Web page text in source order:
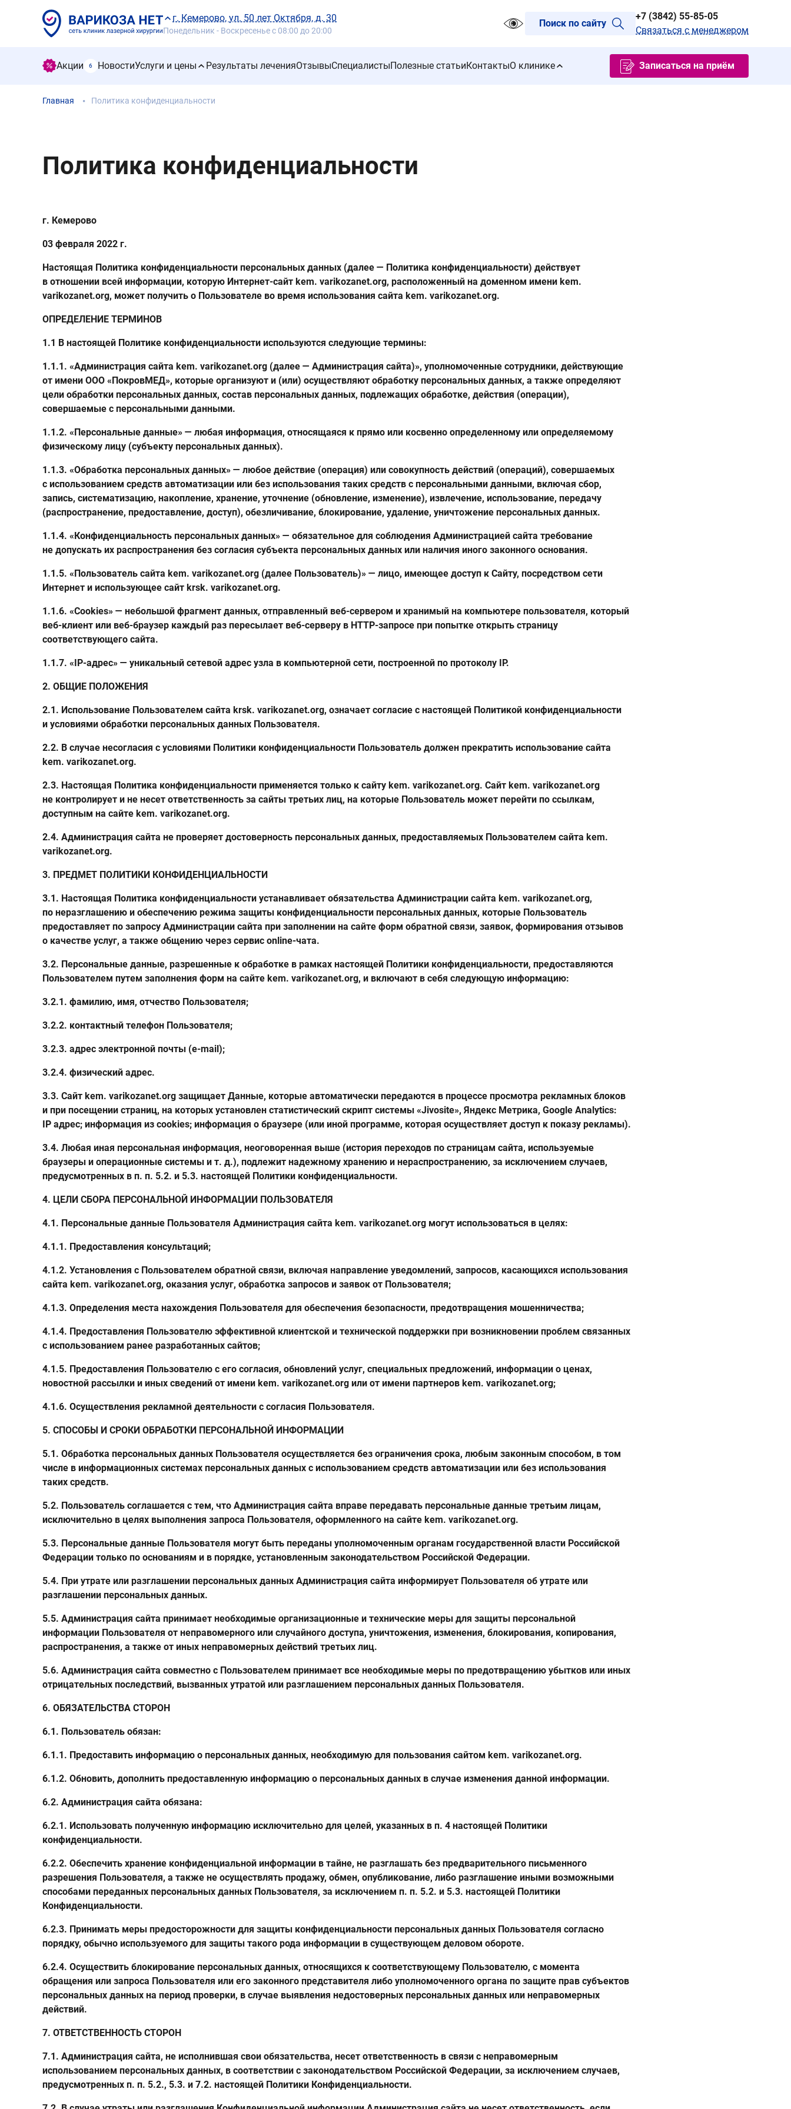
г. Кемерово, ул. 50 лет Октября, д. 30
Понедельник - Воскресенье с 08:00 до 20:00
Поиск по сайту
+7 (3842) 55-85-05
Связаться с менеджером
Акции 6 НовостиУслуги и цены Результаты леченияОтзывыСпециалистыПолезные статьиКонтактыО клинике Записаться на приём
Главная Политика конфиденциальности
Политика конфиденциальности
г. Кемерово
03 февраля 2022 г.
Настоящая Политика конфиденциальности персональных данных (далее — Политика конфиденциальности) действует
в отношении всей информации, которую Интернет-сайт kem. varikozanet.org, расположенный на доменном имени kem.
varikozanet.org, может получить о Пользователе во время использования сайта kem. varikozanet.org.
ОПРЕДЕЛЕНИЕ ТЕРМИНОВ
1.1 В настоящей Политике конфиденциальности используются следующие термины:
1.1.1. «Администрация сайта kem. varikozanet.org (далее — Администрация сайта)», уполномоченные сотрудники, действующие
от имени ООО «ПокровМЕД», которые организуют и (или) осуществляют обработку персональных данных, а также определяют
цели обработки персональных данных, состав персональных данных, подлежащих обработке, действия (операции),
совершаемые с персональными данными.
1.1.2. «Персональные данные» — любая информация, относящаяся к прямо или косвенно определенному или определяемому
физическому лицу (субъекту персональных данных).
1.1.3. «Обработка персональных данных» — любое действие (операция) или совокупность действий (операций), совершаемых
с использованием средств автоматизации или без использования таких средств с персональными данными, включая сбор,
запись, систематизацию, накопление, хранение, уточнение (обновление, изменение), извлечение, использование, передачу
(распространение, предоставление, доступ), обезличивание, блокирование, удаление, уничтожение персональных данных.
1.1.4. «Конфиденциальность персональных данных» — обязательное для соблюдения Администрацией сайта требование
не допускать их распространения без согласия субъекта персональных данных или наличия иного законного основания.
1.1.5. «Пользователь сайта kem. varikozanet.org (далее Пользователь)» — лицо, имеющее доступ к Сайту, посредством сети
Интернет и использующее сайт krsk. varikozanet.org.
1.1.6. «Cookies» — небольшой фрагмент данных, отправленный веб-сервером и хранимый на компьютере пользователя, который
веб-клиент или веб-браузер каждый раз пересылает веб-серверу в HTTP-запросе при попытке открыть страницу
соответствующего сайта.
1.1.7. «IP-адрес» — уникальный сетевой адрес узла в компьютерной сети, построенной по протоколу IP.
2. ОБЩИЕ ПОЛОЖЕНИЯ
2.1. Использование Пользователем сайта krsk. varikozanet.org, означает согласие с настоящей Политикой конфиденциальности
и условиями обработки персональных данных Пользователя.
2.2. В случае несогласия с условиями Политики конфиденциальности Пользователь должен прекратить использование сайта
kem. varikozanet.org.
2.3. Настоящая Политика конфиденциальности применяется только к сайту kem. varikozanet.org. Сайт kem. varikozanet.org
не контролирует и не несет ответственность за сайты третьих лиц, на которые Пользователь может перейти по ссылкам,
доступным на сайте kem. varikozanet.org.
2.4. Администрация сайта не проверяет достоверность персональных данных, предоставляемых Пользователем сайта kem.
varikozanet.org.
3. ПРЕДМЕТ ПОЛИТИКИ КОНФИДЕНЦИАЛЬНОСТИ
3.1. Настоящая Политика конфиденциальности устанавливает обязательства Администрации сайта kem. varikozanet.org,
по неразглашению и обеспечению режима защиты конфиденциальности персональных данных, которые Пользователь
предоставляет по запросу Администрации сайта при заполнении на сайте форм обратной связи, заявок, формирования отзывов
о качестве услуг, а также общению через сервис online-чата.
3.2. Персональные данные, разрешенные к обработке в рамках настоящей Политики конфиденциальности, предоставляются
Пользователем путем заполнения форм на сайте kem. varikozanet.org, и включают в себя следующую информацию:
3.2.1. фамилию, имя, отчество Пользователя;
3.2.2. контактный телефон Пользователя;
3.2.3. адрес электронной почты (e-mail);
3.2.4. физический адрес.
3.3. Сайт kem. varikozanet.org защищает Данные, которые автоматически передаются в процессе просмотра рекламных блоков
и при посещении страниц, на которых установлен статистический скрипт системы «Jivosite», Яндекс Метрика, Google Analytics:
IP адрес; информация из cookies; информация о браузере (или иной программе, которая осуществляет доступ к показу рекламы).
3.4. Любая иная персональная информация, неоговоренная выше (история переходов по страницам сайта, используемые
браузеры и операционные системы и т. д.), подлежит надежному хранению и нераспространению, за исключением случаев,
предусмотренных в п. п. 5.2. и 5.3. настоящей Политики конфиденциальности.
4. ЦЕЛИ СБОРА ПЕРСОНАЛЬНОЙ ИНФОРМАЦИИ ПОЛЬЗОВАТЕЛЯ
4.1. Персональные данные Пользователя Администрация сайта kem. varikozanet.org могут использоваться в целях:
4.1.1. Предоставления консультаций;
4.1.2. Установления с Пользователем обратной связи, включая направление уведомлений, запросов, касающихся использования
сайта kem. varikozanet.org, оказания услуг, обработка запросов и заявок от Пользователя;
4.1.3. Определения места нахождения Пользователя для обеспечения безопасности, предотвращения мошенничества;
4.1.4. Предоставления Пользователю эффективной клиентской и технической поддержки при возникновении проблем связанных
с использованием ранее разработанных сайтов;
4.1.5. Предоставления Пользователю с его согласия, обновлений услуг, специальных предложений, информации о ценах,
новостной рассылки и иных сведений от имени kem. varikozanet.org или от имени партнеров kem. varikozanet.org;
4.1.6. Осуществления рекламной деятельности с согласия Пользователя.
5. СПОСОБЫ И СРОКИ ОБРАБОТКИ ПЕРСОНАЛЬНОЙ ИНФОРМАЦИИ
5.1. Обработка персональных данных Пользователя осуществляется без ограничения срока, любым законным способом, в том
числе в информационных системах персональных данных с использованием средств автоматизации или без использования
таких средств.
5.2. Пользователь соглашается с тем, что Администрация сайта вправе передавать персональные данные третьим лицам,
исключительно в целях выполнения запроса Пользователя, оформленного на сайте kem. varikozanet.org.
5.3. Персональные данные Пользователя могут быть переданы уполномоченным органам государственной власти Российской
Федерации только по основаниям и в порядке, установленным законодательством Российской Федерации.
5.4. При утрате или разглашении персональных данных Администрация сайта информирует Пользователя об утрате или
разглашении персональных данных.
5.5. Администрация сайта принимает необходимые организационные и технические меры для защиты персональной
информации Пользователя от неправомерного или случайного доступа, уничтожения, изменения, блокирования, копирования,
распространения, а также от иных неправомерных действий третьих лиц.
5.6. Администрация сайта совместно с Пользователем принимает все необходимые меры по предотвращению убытков или иных
отрицательных последствий, вызванных утратой или разглашением персональных данных Пользователя.
6. ОБЯЗАТЕЛЬСТВА СТОРОН
6.1. Пользователь обязан:
6.1.1. Предоставить информацию о персональных данных, необходимую для пользования сайтом kem. varikozanet.org.
6.1.2. Обновить, дополнить предоставленную информацию о персональных данных в случае изменения данной информации.
6.2. Администрация сайта обязана:
6.2.1. Использовать полученную информацию исключительно для целей, указанных в п. 4 настоящей Политики
конфиденциальности.
6.2.2. Обеспечить хранение конфиденциальной информации в тайне, не разглашать без предварительного письменного
разрешения Пользователя, а также не осуществлять продажу, обмен, опубликование, либо разглашение иными возможными
способами переданных персональных данных Пользователя, за исключением п. п. 5.2. и 5.3. настоящей Политики
Конфиденциальности.
6.2.3. Принимать меры предосторожности для защиты конфиденциальности персональных данных Пользователя согласно
порядку, обычно используемого для защиты такого рода информации в существующем деловом обороте.
6.2.4. Осуществить блокирование персональных данных, относящихся к соответствующему Пользователю, с момента
обращения или запроса Пользователя или его законного представителя либо уполномоченного органа по защите прав субъектов
персональных данных на период проверки, в случае выявления недостоверных персональных данных или неправомерных
действий.
7. ОТВЕТСТВЕННОСТЬ СТОРОН
7.1. Администрация сайта, не исполнившая свои обязательства, несет ответственность в связи с неправомерным
использованием персональных данных, в соответствии с законодательством Российской Федерации, за исключением случаев,
предусмотренных п. п. 5.2., 5.3. и 7.2. настоящей Политики Конфиденциальности.